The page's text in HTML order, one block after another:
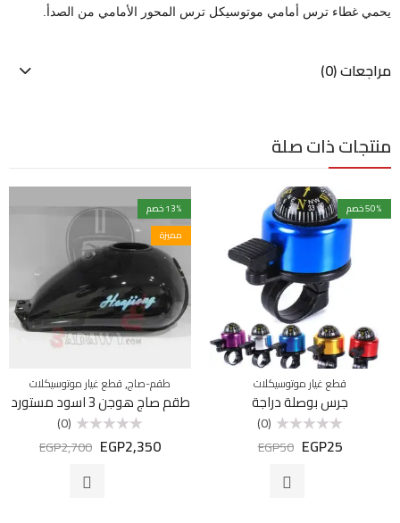
يحمي غطاء ترس أمامي موتوسيكل ترس المحور الأمامي من الصدأ
مراجعات (0)
منتجات ذات صلة
50% خصم
قطع غيار موتوسيكلات
جرس بوصلة دراجة
التقييم
(0)
EGP25
EGP50
13% خصم
مميزة
طقم-صاج,قطع غيار موتوسيكلات
طقم صاج هوجن 3 اسود مستورد
التقييم
(0)
EGP2,350
EGP2,700